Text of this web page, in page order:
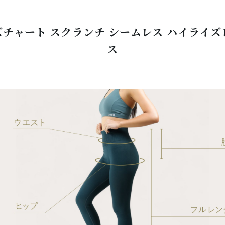
ャート スクランチ シームレス ハイライ
ス